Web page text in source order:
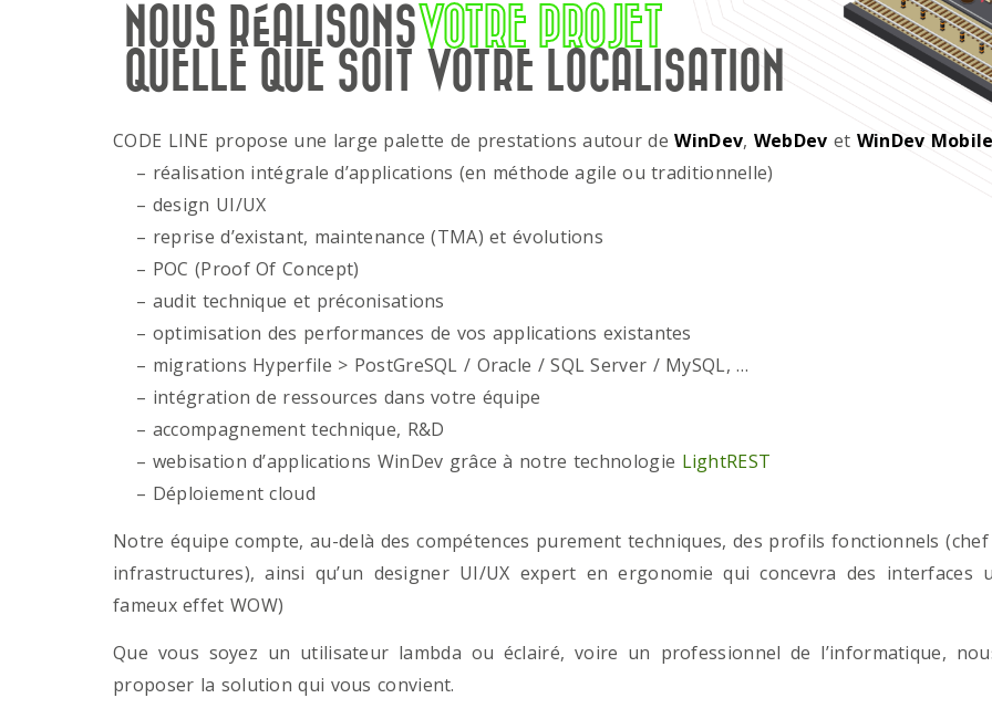
NOUS RÉALISONSVOTRE PROJET
QUELLE QUE SOIT VOTRE LOCALISATION
CODE LINE propose une large palette de prestations autour deWinDev, WebDev et WinDev
– réalisation intégrale d’applications (en méthode agile ou traditionnelle)
– design UI/UX
– reprise d’existant, maintenance (TMA) et évolutions
– POC (Proof Of Concept)
– audit technique et préconisations
– optimisation des performances de vos applications existantes
– migrations Hyperfile > PostGreSQL / Oracle / SQL Server / MySQL, …
– intégration de ressources dans votre équipe
– accompagnement technique, R&D
– webisation d’applications WinDev grâce à notre technologie LightREST
– Déploiement cloud
Notre équipe compte, au-delà des compétences purement techniques, des profils fonctionnels
infrastructures), ainsi qu’un designer UI/UX expert en ergonomie qui concevra des
fameux effet WOW)
Que vous soyez un utilisateur lambda ou éclairé, voire un professionnel de l’informatique,
proposer la solution qui vous convient.